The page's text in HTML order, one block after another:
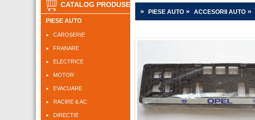
CATALOG PRODUSE
PIESE AUTO
CAROSERIE
FRANARE
ELECTRICE
MOTOR
EVACUARE
RACIRE & AC
DIRECTIE
» PIESE AUTO » ACCESORII AUTO »